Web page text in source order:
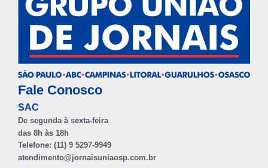
Fale Conosco
SAC
De segunda à sexta-feira
das 8h às 18h
Telefone: (11) 9 5297-9949
atendimento@jornaisuniaosp.com.br